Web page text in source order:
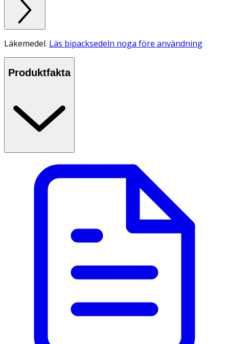
Läkemedel. Läs bipacksedeln noga före användning
Produktfakta